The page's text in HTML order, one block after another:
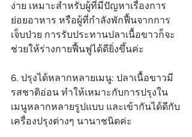
ง่าย เหมาะสำหรับผู้ที่มีปัญหาเรื่องการ
ย่อยอาหาร หรือผู้ที่กำลังพักฟื้นจากการ
เจ็บป่วย การรับประทานปลาเนื้อขาวก็จะ
ช่วยให้ร่างกายฟื้นฟูได้ดียิ่งขึ้นค่ะ
6. ปรุงได้หลากหลายเมนู: ปลาเนื้อขาวมี
รสชาติอ่อน ทำให้เหมาะกับการปรุงใน
เมนูหลากหลายรูปแบบ และเข้ากันได้ดีกับ
เครื่องปรุงต่างๆ นานาชนิดค่ะ